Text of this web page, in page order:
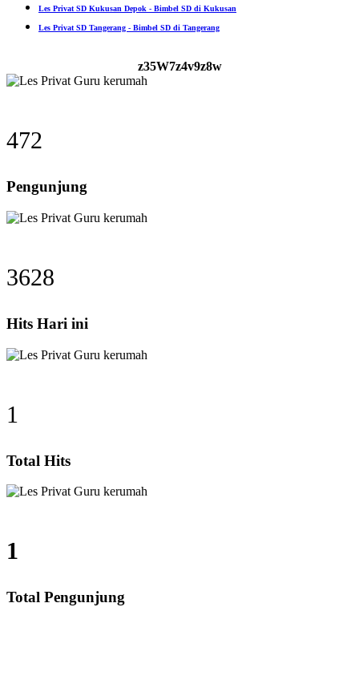
Les Privat SD Kukusan Depok - Bimbel SD di Kukusan
Les Privat SD Tangerang - Bimbel SD di Tangerang
z35W7z4v9z8w
472
Pengunjung
3628
Hits Hari ini
1
Total Hits
1
Total Pengunjung